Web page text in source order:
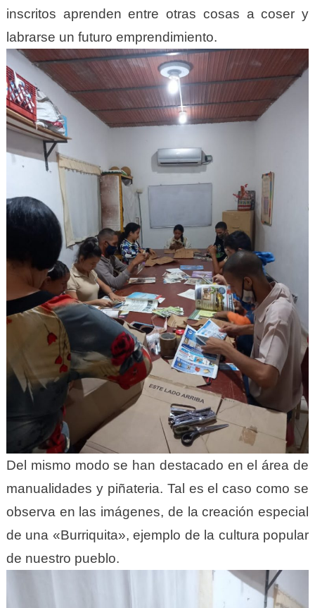
inscritos aprenden entre otras cosas a coser y
labrarse un futuro emprendimiento.
Del mismo modo se han destacado en el área de
manualidades y piñateria. Tal es el caso como se
observa en las imágenes, de la creación especial
de una «Burriquita», ejemplo de la cultura popular
de nuestro pueblo.